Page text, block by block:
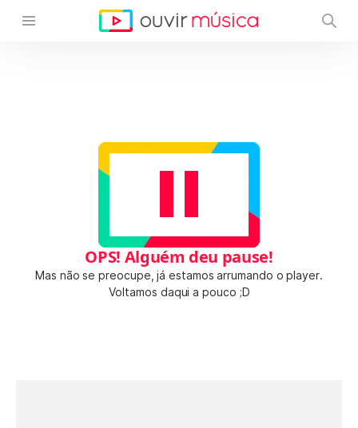
OPS! Alguém deu pause!
Mas não se preocupe, já estamos arrumando o player.
Voltamos daqui a pouco ;D